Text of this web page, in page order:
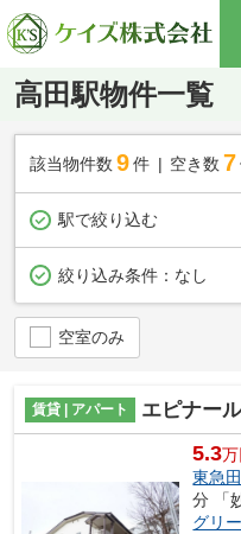
高田駅物件一覧
該当物件数 9件 空き数 7
駅で絞り込む
絞り込み条件： なし
空室のみ
賃貸 | アパート エピナー
5.3
東急
分 「
グリ